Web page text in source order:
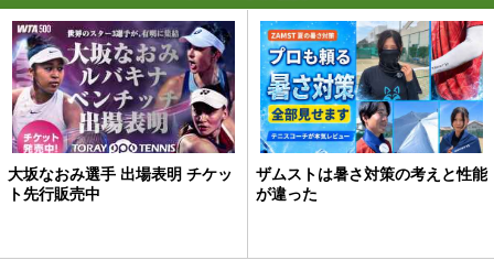
大坂なおみ選手 出場表明 チケッ
ト先行販売中
ザムストは暑さ対策の考えと性能
が違った